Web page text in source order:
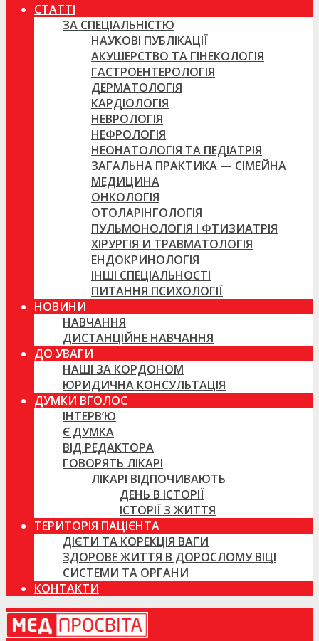
СТАТТІ
ЗА СПЕЦІАЛЬНІСТЮ
НАУКОВІ ПУБЛІКАЦІЇ
АКУШЕРСТВО ТА ГІНЕКОЛОГІЯ
ГАСТРОЕНТЕРОЛОГІЯ
ДЕРМАТОЛОГІЯ
КАРДІОЛОГІЯ
НЕВРОЛОГІЯ
НЕФРОЛОГІЯ
НЕОНАТОЛОГІЯ ТА ПЕДІАТРІЯ
ЗАГАЛЬНА ПРАКТИКА — СІМЕЙНА
МЕДИЦИНА
ОНКОЛОГІЯ
ОТОЛАРІНГОЛОГІЯ
ПУЛЬМОНОЛОГІЯ І ФТИЗИАТРІЯ
ХІРУРГІЯ И ТРАВМАТОЛОГІЯ
ЕНДОКРИНОЛОГІЯ
ІНШІ СПЕЦІАЛЬНОСТІ
ПИТАННЯ ПСИХОЛОГІЇ
НОВИНИ
НАВЧАННЯ
ДИСТАНЦІЙНЕ НАВЧАННЯ
ДО УВАГИ
НАШІ ЗА КОРДОНОМ
ЮРИДИЧНА КОНСУЛЬТАЦІЯ
ДУМКИ ВГОЛОС
ІНТЕРВ’Ю
Є ДУМКА
ВІД РЕДАКТОРА
ГОВОРЯТЬ ЛІКАРІ
ЛІКАРІ ВІДПОЧИВАЮТЬ
ДЕНЬ В ІСТОРІЇ
ІСТОРІЇ З ЖИТТЯ
ТЕРИТОРІЯ ПАЦІЄНТА
ДІЄТИ ТА КОРЕКЦІЯ ВАГИ
ЗДОРОВЕ ЖИТТЯ В ДОРОСЛОМУ ВІЦІ
СИСТЕМИ ТА ОРГАНИ
КОНТАКТИ